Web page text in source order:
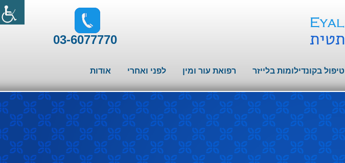
03-6077770
טיפול בקונדילומות בלייזר רפואת עור ומין לפני ואחרי אודות